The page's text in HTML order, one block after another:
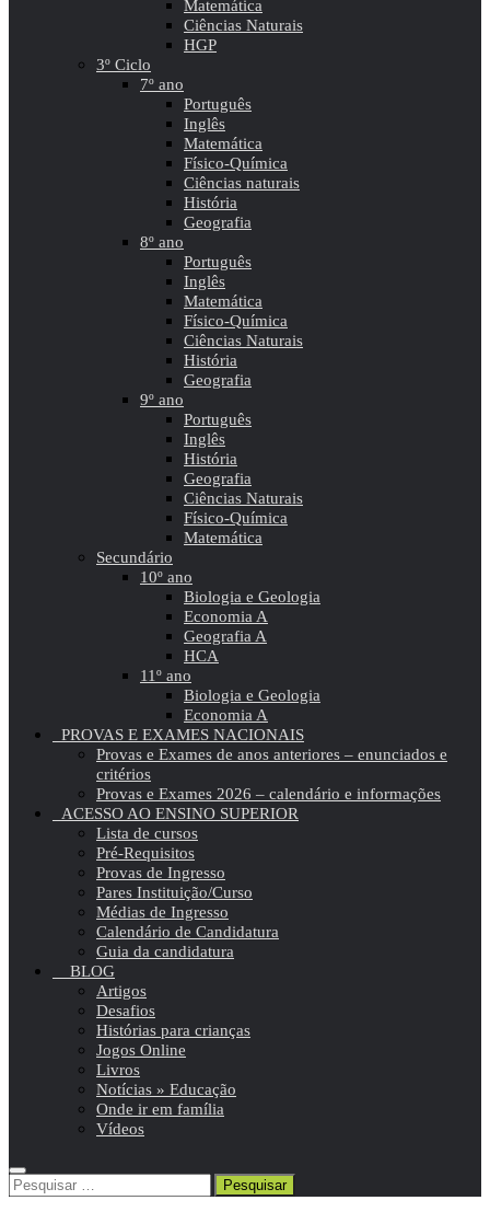
Matemática
Ciências Naturais
HGP
3º Ciclo
7º ano
Português
Inglês
Matemática
Físico-Química
Ciências naturais
História
Geografia
8º ano
Português
Inglês
Matemática
Físico-Química
Ciências Naturais
História
Geografia
9º ano
Português
Inglês
História
Geografia
Ciências Naturais
Físico-Química
Matemática
Secundário
10º ano
Biologia e Geologia
Economia A
Geografia A
HCA
11º ano
Biologia e Geologia
Economia A
PROVAS E EXAMES NACIONAIS
Provas e Exames de anos anteriores – enunciados e
critérios
Provas e Exames 2026 – calendário e informações
ACESSO AO ENSINO SUPERIOR
Lista de cursos
Pré-Requisitos
Provas de Ingresso
Pares Instituição/Curso
Médias de Ingresso
Calendário de Candidatura
Guia da candidatura
BLOG
Artigos
Desafios
Histórias para crianças
Jogos Online
Livros
Notícias » Educação
Onde ir em família
Vídeos
Pesquisar
por: